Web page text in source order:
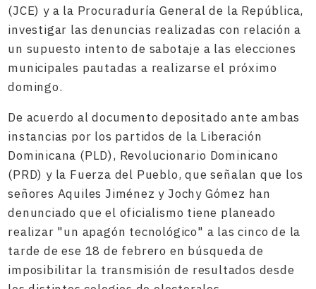
(JCE) y a la Procuraduría General de la República,
investigar las denuncias realizadas con relación a
un supuesto intento de sabotaje a las elecciones
municipales pautadas a realizarse el próximo
domingo.
De acuerdo al documento depositado ante ambas
instancias por los partidos de la Liberación
Dominicana (PLD), Revolucionario Dominicano
(PRD) y la Fuerza del Pueblo, que señalan que los
señores Aquiles Jiménez y Jochy Gómez han
denunciado que el oficialismo tiene planeado
realizar "un apagón tecnológico" a las cinco de la
tarde de ese 18 de febrero en búsqueda de
imposibilitar la transmisión de resultados desde